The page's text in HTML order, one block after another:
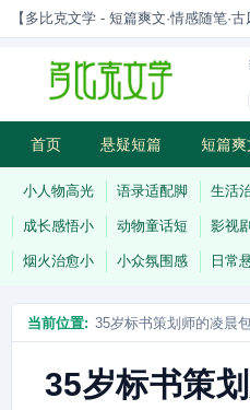
【多比克文学 - 短篇爽文·情感随笔·
首页 悬疑短篇 短篇爽
古风小诗 科幻短篇 现
小人物高光 语录适配脚 生活
成长感悟小 动物童话短 影视
烟火治愈小 小众氛围感 日常
当前位置: 35岁标书策划师的凌晨
35岁标书策